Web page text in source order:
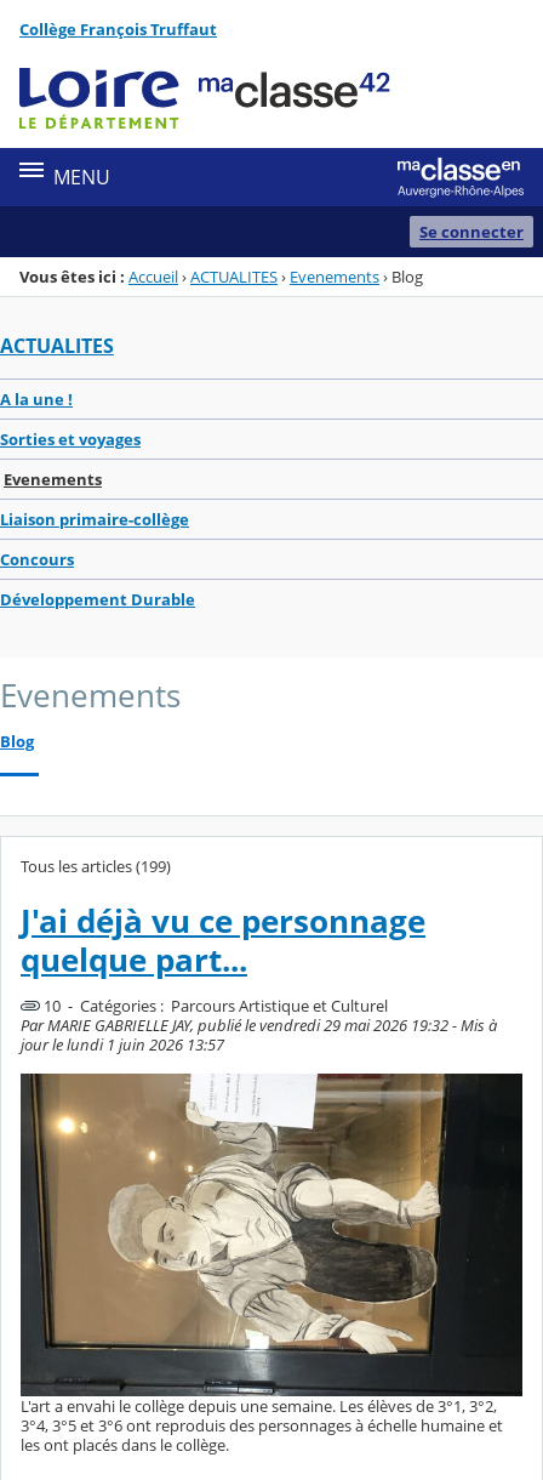
Menu de la rubrique
Contenu
Collège François Truffaut
MENU
Se connecter
Vous êtes ici : Accueil›ACTUALITES› Evenements› Blog
ACTUALITES
A la une !
Sorties et voyages
Evenements
Liaison primaire-collège
Concours
Développement Durable
Evenements
Blog
Tous les articles (199)
J'ai déjà vu ce personnage
quelque part...
10 - Catégories : Parcours Artistique et Culturel
Par MARIE GABRIELLE JAY, publié le vendredi 29 mai 2026 19:32 - Mis à
jour le lundi 1 juin 2026 13:57
L'art a envahi le collège depuis une semaine. Les élèves de 3°1, 3°2,
3°4, 3°5 et 3°6 ont reproduis des personnages à échelle humaine et
les ont placés dans le collège.